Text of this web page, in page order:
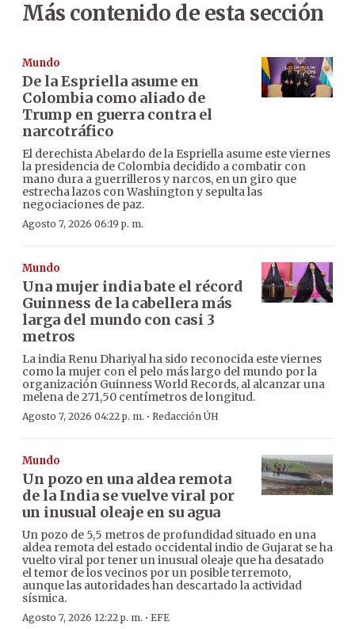
Más contenido de esta sección
Mundo
De la Espriella asume en
Colombia como aliado de
Trump en guerra contra el
narcotráfico
El derechista Abelardo de la Espriella asume este viernes
la presidencia de Colombia decidido a combatir con
mano dura a guerrilleros y narcos, en un giro que
estrecha lazos con Washington y sepulta las
negociaciones de paz.
Agosto 7, 2026 06:19 p. m.
Mundo
Una mujer india bate el récord
Guinness de la cabellera más
larga del mundo con casi 3
metros
La india Renu Dhariyal ha sido reconocida este viernes
como la mujer con el pelo más largo del mundo por la
organización Guinness World Records, al alcanzar una
melena de 271,50 centímetros de longitud.
Agosto 7, 2026 04:22 p. m. · Redacción ÚH
Mundo
Un pozo en una aldea remota
de la India se vuelve viral por
un inusual oleaje en su agua
Un pozo de 5,5 metros de profundidad situado en una
aldea remota del estado occidental indio de Gujarat se ha
vuelto viral por tener un inusual oleaje que ha desatado
el temor de los vecinos por un posible terremoto,
aunque las autoridades han descartado la actividad
sísmica.
Agosto 7, 2026 12:22 p. m. · EFE